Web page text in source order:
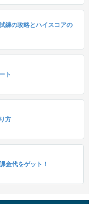
練の攻略とハイスコアの
ト
方
金代をゲット！